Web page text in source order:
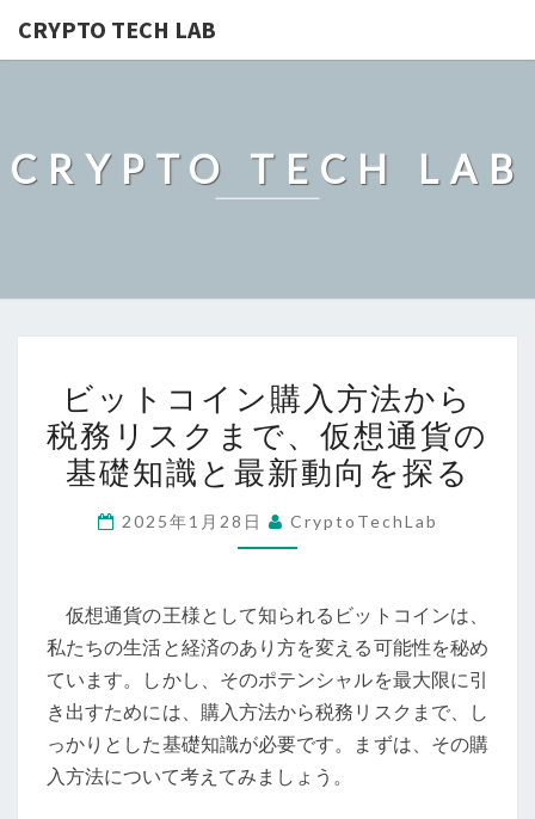
CRYPTO TECH LAB
CRYPTO TECH LAB
ッ
ト
コ
ン
方
法
か
ら
税
務
ビットコイン購入方法から
税務リスクまで、仮想通貨の
基礎知識と最新動向を探る
2025年1月28日 CryptoTechLab
仮想通貨の王様として知られるビットコインは、
私たちの生活と経済のあり方を変える可能性を秘め
ています。しかし、そのポテンシャルを最大限に引
き出すためには、購入方法から税務リスクまで、し
っかりとした基礎知識が必要です。まずは、その購
入方法について考えてみましょう。